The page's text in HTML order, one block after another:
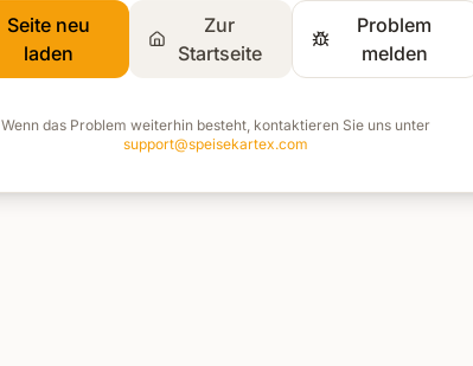
Seite neu
laden
Zur
Startseite
Problem
melden
Wenn das Problem weiterhin besteht, kontaktieren Sie uns unter
support@speisekartex.com